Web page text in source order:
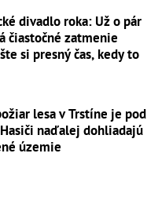
divadlo roka: Už o pár
čiastočné zatmenie
si presný čas, kedy to
lesa v Trstíne je pod
naďalej dohliadajú
územie